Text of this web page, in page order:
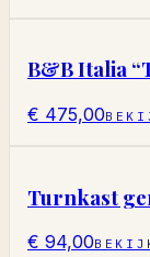
B&B Italia
€ 475,00
Turnkast
€ 94,00